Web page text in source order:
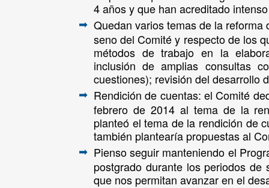
4 años y que han acreditado
➡ Quedan varios temas de la
seno del Comité y respecto de los
métodos de trabajo en la
inclusión de amplias consultas
cuestiones); revisión del desarrollo
➡ Rendición de cuentas: el Comité
febrero de 2014 al tema de la
planteó el tema de la rendición de
también plantearía propuestas al
➡ Pienso seguir manteniendo el
postgrado durante los periodos
que nos permitan avanzar en el